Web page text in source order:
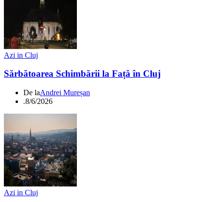
Azi in Cluj
Sărbătoarea Schimbării la Față în Cluj
De laAndrei Mureșan
.8/6/2026
Azi in Cluj